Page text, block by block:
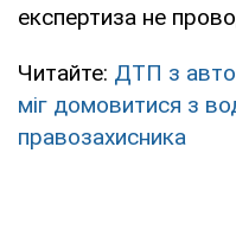
експертиза не
Читайте: ДТП з
міг домовитися з
правозахисника